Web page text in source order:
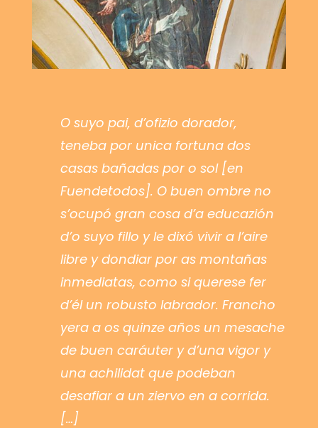
O suyo pai, d’ofizio dorador,
teneba por unica fortuna dos
casas bañadas por o sol [en
Fuendetodos]. O buen ombre no
s’ocupó gran cosa d’a educazión
d’o suyo fillo y le dixó vivir a l’aire
libre y dondiar por as montañas
inmediatas, como si querese fer
d’él un robusto labrador. Francho
yera a os quinze años un mesache
de buen caráuter y d’una vigor y
una achilidat que podeban
desafiar a un ziervo en a corrida.
[…]